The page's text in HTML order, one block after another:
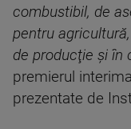
combustibil, de
pentru
de producţie şi în
premierul
prezentate de